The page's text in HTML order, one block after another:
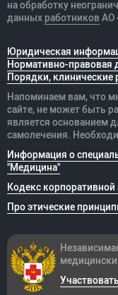
на обработку
данных работников АО
Юридическая
Нормативно-правовая
Порядки, клинические
Напоминаем вам, что
сайте, не может быть
является основанием
самолечения.
Информация о
"Медицина"
Кодекс
Про этические